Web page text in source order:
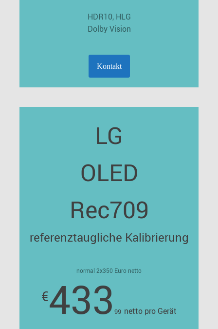
HDR10, HLG
Dolby Vision
Kontakt
LG
OLED
Rec709
referenztaugliche Kalibrierung
normal 2x350 Euro netto
€433 99 netto pro Gerät